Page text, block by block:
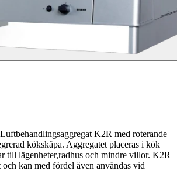
K2R med roterande
kökskåpa. Aggregatet placeras i kök
till lägenheter,radhus och mindre villor. K2R
och kan med fördel även användas vid